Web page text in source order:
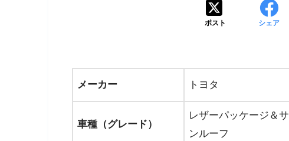
ポスト シェア
メーカー トヨタ
車種（グレード）
レザーパッケージ＆サ
ンルーフ